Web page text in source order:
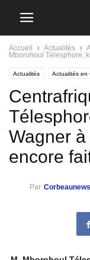
Accueil Actualités
Mborohoul Télesphore,
Actualités Actualités en
Wagner à
encore
Par Corbeaunews